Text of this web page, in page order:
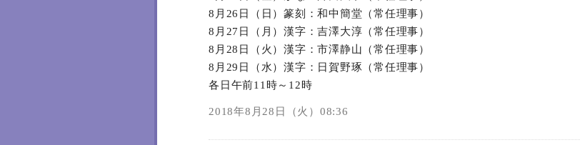
8月26日（日）篆刻：和中簡堂（常任理事）
8月27日（月）漢字：吉澤大淳（常任理事）
8月28日（火）漢字：市澤静山（常任理事）
8月29日（水）漢字：日賀野琢（常任理事）
各日午前11時～12時
2018年8月28日（火）08:36